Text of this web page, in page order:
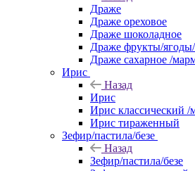
Драже
Драже ореховое
Драже шоколадное
Драже фрукты/
Драже сахарное /
Ирис
Назад
Ирис
Ирис классический /
Ирис тираженный
Зефир/пастила/безе
Назад
Зефир/пастила/безе